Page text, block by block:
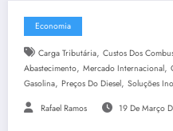
Economia
Carga Tributária, Custos Dos
Abastecimento, Mercado Internacional,
Gasolina, Preços Do Diesel, Soluções
Rafael Ramos 19 De Março